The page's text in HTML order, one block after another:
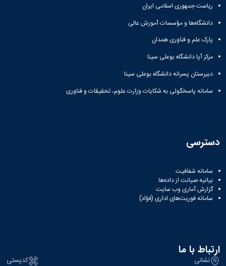
ریاست جمهوری اسلامی ایران
دانشگاه‌ها و مؤسسات آموزش عالی
پارک علم و فناوری همدان
مرکز آپا دانشگاه بوعلی سینا
دبیرستان پسرانه دانشگاه بوعلی سینا
سامانه پاسخگوئی به شکایات وزارت علوم، تحقیقات و فناوری
دسترسی
سامانه شفافیت
بیانیه صیانت از داده‌ها
گزارش آماری وب‌ سایت
سامانه فوریت‌های اداری (فؤاد)
ارتباط با ما
نشانی کدپستی